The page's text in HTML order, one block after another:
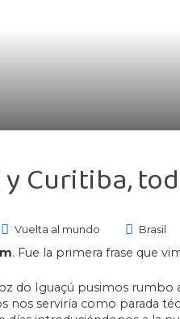
Curitiba,
Vuelta al mundo Brasil
. Fue la primera frase que
do Iguaçú pusimos rumbo
nos serviría como parada